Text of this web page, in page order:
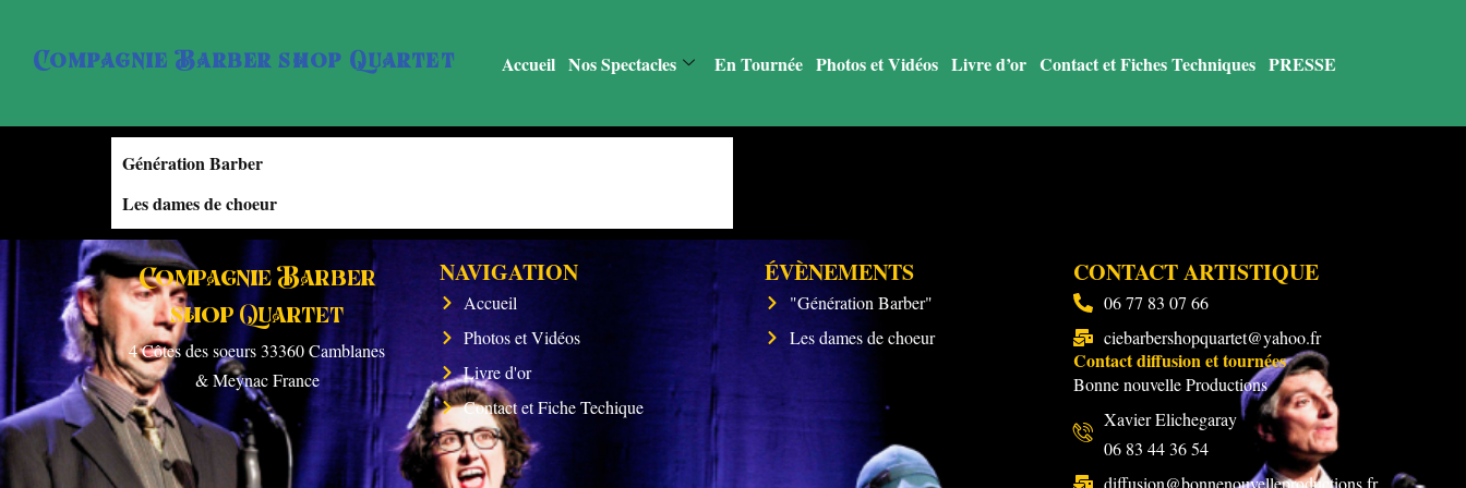
Compagnie Barber shop Quartet Accueil Nos Spectacles En Tournée Photos et Vidéos Livre d’or Contact et Fiches Techniques PRESSE
Génération Barber
Les dames de choeur
Compagnie Barber
shop Quartet
4 Côtes des soeurs 33360 Camblanes
& Meynac France
NAVIGATION
Accueil
Photos et Vidéos
Livre d'or
Contact et Fiche Techique
ÉVÈNEMENTS
"Génération Barber"
Les dames de choeur
CONTACT ARTISTIQUE
06 77 83 07 66
ciebarbershopquartet@yahoo.fr
Contact diffusion et tournées
Bonne nouvelle Productions
Xavier Elichegaray
06 83 44 36 54
diffusion@bonnenouvelleproductions.fr